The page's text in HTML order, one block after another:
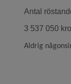
Antal
3 537 050
Aldrig